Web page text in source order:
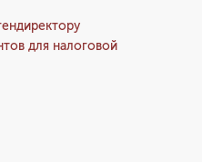
для налоговой